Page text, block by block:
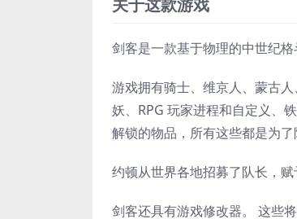
关于这款游戏
剑客是一款基于物理的中世纪格
游戏拥有骑士、维京人、蒙古
妖、RPG 玩家进程和自定义、
解锁的物品，所有这些都是为了
约顿从世界各地招募了队长，
剑客还具有游戏修改器。 这些